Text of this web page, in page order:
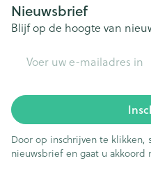
Nieuwsbrief
Blijf op de hoogte van
Door op inschrijven te klikken,
nieuwsbrief en gaat u akkoord